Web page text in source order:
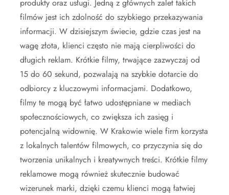
produkty oraz usługi. Jedną z głównych zalet takich
filmów jest ich zdolność do szybkiego przekazywania
informacji. W dzisiejszym świecie, gdzie czas jest na
wagę złota, klienci często nie mają cierpliwości do
długich reklam. Krótkie filmy, trwające zazwyczaj od
15 do 60 sekund, pozwalają na szybkie dotarcie do
odbiorcy z kluczowymi informacjami. Dodatkowo,
filmy te mogą być łatwo udostępniane w mediach
społecznościowych, co zwiększa ich zasięg i
potencjalną widownię. W Krakowie wiele firm korzysta
z lokalnych talentów filmowych, co przyczynia się do
tworzenia unikalnych i kreatywnych treści. Krótkie filmy
reklamowe mogą również skutecznie budować
wizerunek marki, dzięki czemu klienci mogą łatwiej